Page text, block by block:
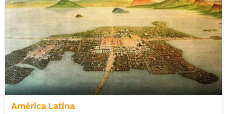
América Latina